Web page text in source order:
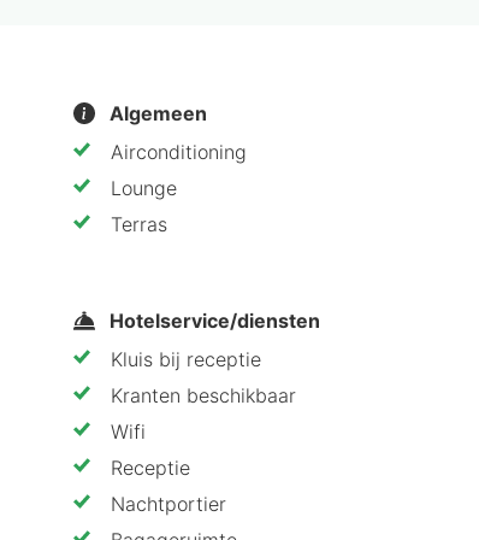
Hotel Schiphol Hoofddorp aan vanwege de
prijs-kwaliteitverhouding. Het hotel is
in de regio.
Algemeen
Airconditioning
Lounge
Terras
Hotelservice/diensten
Kluis bij receptie
Kranten beschikbaar
Wifi
Receptie
Nachtportier